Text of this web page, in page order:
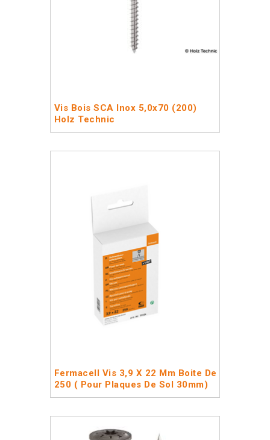
Vis Bois SCA Inox 5,0x70 (200)
Holz Technic
Fermacell Vis 3,9 X 22 Mm Boite De
250 ( Pour Plaques De Sol 30mm)